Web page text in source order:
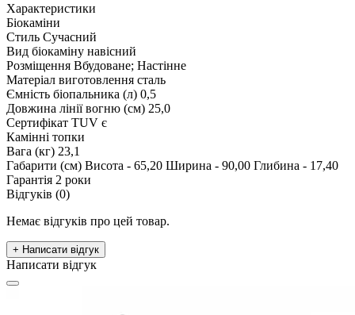
Характеристики
Біокаміни
Стиль Сучасний
Вид біокаміну навісний
Розміщення Вбудоване; Настінне
Матеріал виготовлення сталь
Ємність біопальника (л) 0,5
Довжина лінії вогню (см) 25,0
Сертифікат TUV є
Камінні топки
Вага (кг) 23,1
Габарити (см) Висота - 65,20 Ширина - 90,00 Глибина - 17,40
Гарантія 2 роки
Відгуків (0)
Немає відгуків про цей товар.
+ Написати відгук
Написати відгук